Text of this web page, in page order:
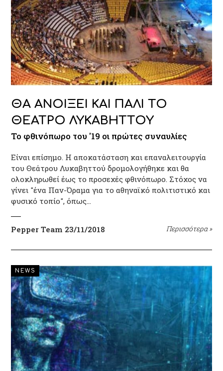
ΘΑ ΑΝΟΙΞΕΙ ΚΑΙ ΠΑΛΙ ΤΟ
ΘΕΑΤΡΟ ΛΥΚΑΒΗΤΤΟΥ
Το φθινόπωρο του '19 οι πρώτες συναυλίες
Είναι επίσημο. Η αποκατάσταση και επαναλειτουργία
του Θεάτρου Λυκαβηττού δρομολογήθηκε και θα
ολοκληρωθεί έως το προσεχές φθινόπωρο. Στόχος να
γίνει "ένα Παν-Όραμα για το αθηναϊκό πολιτιστικό και
φυσικό τοπίο", όπως…
Pepper Team 23/11/2018 Περισσότερα »
NEWS